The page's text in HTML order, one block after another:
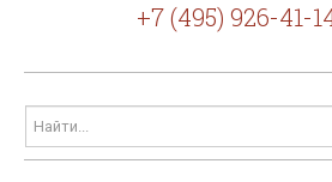
+7 (495) 926-41-